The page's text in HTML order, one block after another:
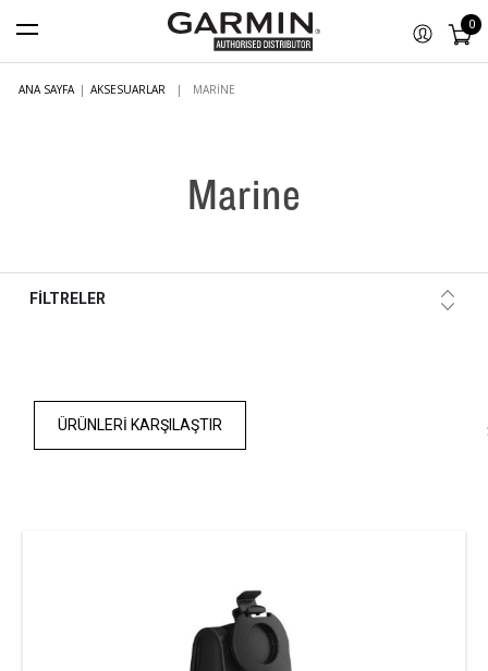
0
ANA SAYFA | AKSESUARLAR | MARINE
Marine
FİLTRELER
ÜRÜNLERI KARŞILAŞTIR